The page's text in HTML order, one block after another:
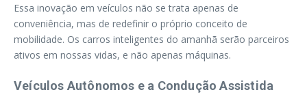
Essa inovação em veículos não se trata apenas de
conveniência, mas de redefinir o próprio conceito de
mobilidade. Os carros inteligentes do amanhã serão parceiros
ativos em nossas vidas, e não apenas máquinas.
Veículos Autônomos e a Condução Assistida